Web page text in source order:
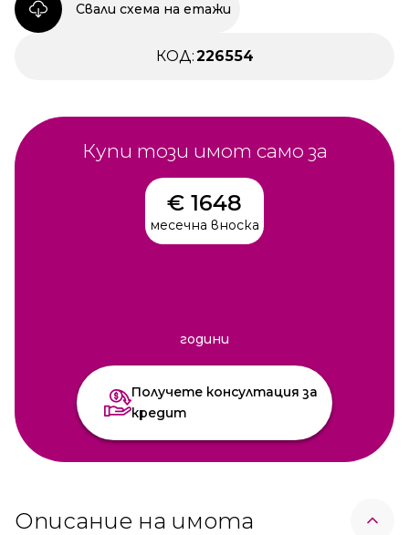
Свали схема на етажи
КОД:226554
Купи този имот само за
€ 1648
месечна вноска
години
Получете консултация за
кредит
Описание на имота